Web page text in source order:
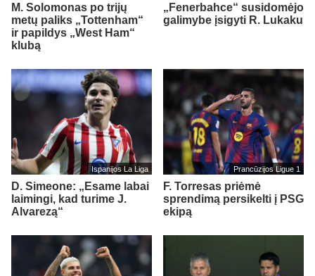
M. Solomonas po trijų
metų paliks „Tottenham“
ir papildys „West Ham“
klubą
„Fenerbahce“ susidomėjo
galimybe įsigyti R. Lukaku
Ispanijos La Liga
D. Simeone: „Esame labai
laimingi, kad turime J.
Alvarezą“
Prancūzijos Ligue 1
F. Torresas priėmė
sprendimą persikelti į PSG
ekipą